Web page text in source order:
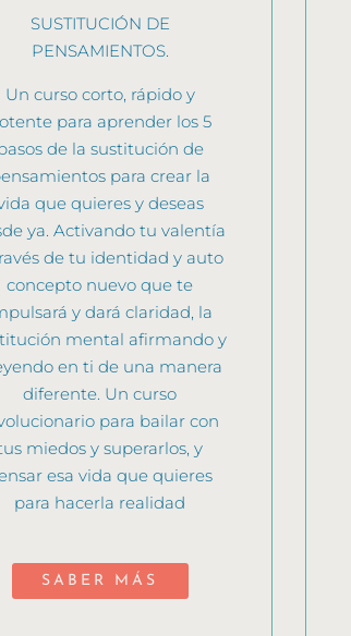
SUSTITUCIÓN DE
PENSAMIENTOS.
Un curso corto, rápido y
para aprender los 5
de la sustitución de
para crear la
que quieres y deseas
ya. Activando tu valentía
de tu identidad y auto
concepto nuevo que te
y dará claridad, la
mental afirmando y
en ti de una manera
diferente. Un curso
para bailar con
miedos y superarlos, y
esa vida que quieres
para hacerla realidad
SABER MÁS